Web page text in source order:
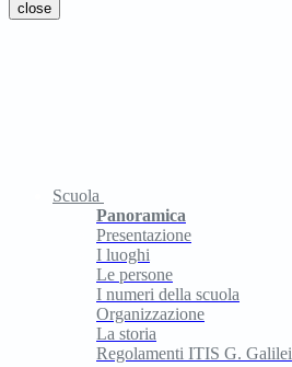
close
Scuola
Panoramica
Presentazione
I luoghi
Le persone
I numeri della scuola
Organizzazione
La storia
Regolamenti ITIS G. Galilei